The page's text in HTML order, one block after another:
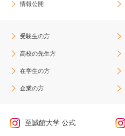
情報公開
受験生の方
高校の先生方
在学生の方
企業の方
至誠館大学 公式